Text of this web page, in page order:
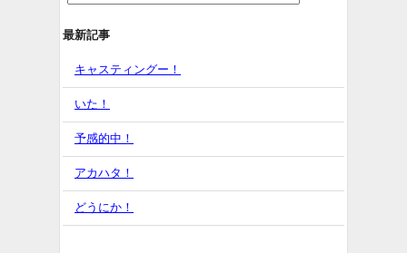
最新記事
キャスティングー！
いた！
予感的中！
アカハタ！
どうにか！